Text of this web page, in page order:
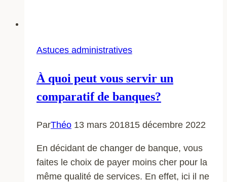
Astuces administratives
À quoi peut vous servir un
comparatif de banques?
ParThéo 13 mars 201815 décembre 2022
En décidant de changer de banque, vous
faites le choix de payer moins cher pour la
même qualité de services. En effet, ici il ne